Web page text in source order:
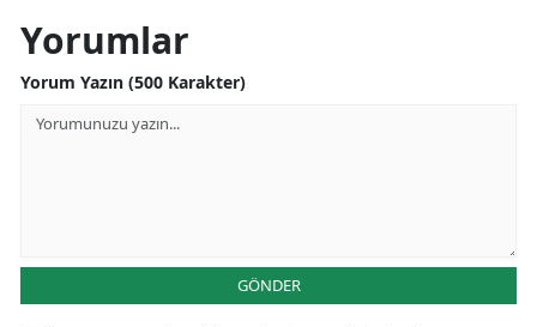
Yorumlar
Yorum Yazın (500 Karakter)
GÖNDER